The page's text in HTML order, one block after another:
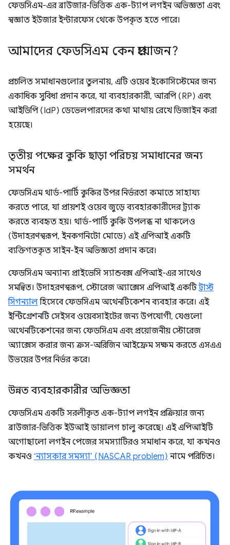
ফেডসিএম-এর ব্রাউজার-ভিত্তিক এক-ট্যাপ লগইন অভিজ্ঞতা এবং
স্বজ্ঞাত ইউজার ইন্টারফেস থেকে উপকৃত হতে পারে।
আমাদের ফেডসিএম কেন প্রয়োজন?
প্রচলিত সমাধানগুলোর তুলনায়, এটি ওয়েব ইকোসিস্টেমের জন্য
একাধিক সুবিধা প্রদান করে, যা ব্যবহারকারী, আরপি (RP) এবং
আইডিপি (IdP) ডেভেলপারদের কথা মাথায় রেখে ডিজাইন করা
হয়েছে।
তৃতীয় পক্ষের কুকি ছাড়া পরিচয় সমাধানের জন্য
সমর্থন
ফেডসিএম থার্ড-পার্টি কুকির উপর নির্ভরতা কমাতে সাহায্য
করতে পারে, যা প্রায়শই ওয়েব জুড়ে ব্যবহারকারীদের ট্র্যাক
করতে ব্যবহৃত হয়। থার্ড-পার্টি কুকি উপলব্ধ না থাকলেও
(উদাহরণস্বরূপ, ইনকগনিটো মোডে) এই এপিআই একটি
ব্যক্তিগতকৃত সাইন-ইন অভিজ্ঞতা প্রদান করে।
ফেডসিএম অন্যান্য প্রাইভেসি স্যান্ডবক্স এপিআই-এর সাথেও
সমন্বিত। উদাহরণস্বরূপ, স্টোরেজ অ্যাক্সেস এপিআই একটিট্রাস্ট
সিগন্যালহিসেবে ফেডসিএম অথেনটিকেশন ব্যবহার করে। এই
ইন্টিগ্রেশনটি সেইসব ওয়েবসাইটের জন্য উপযোগী, যেগুলো
অথেনটিকেশনের জন্য ফেডসিএম এবং প্রয়োজনীয় স্টোরেজ
অ্যাক্সেস করার জন্য ক্রস-অরিজিন আইফ্রেম সক্ষম করতে এসএএ
উভয়ের উপর নির্ভর করে।
উন্নত ব্যবহারকারীর অভিজ্ঞতা
ফেডসিএম একটি সরলীকৃত এক-ট্যাপ লগইন প্রক্রিয়ার জন্য
ব্রাউজার-ভিত্তিক ইউআই ডায়ালগ চালু করেছে। এই এপিআইটি
অগোছালো লগইন পেজের সমস্যাটিরও সমাধান করে, যা কখনও
কখনও ‘ন্যাসকার সমস্যা’ (NASCAR problem) নামে পরিচিত।